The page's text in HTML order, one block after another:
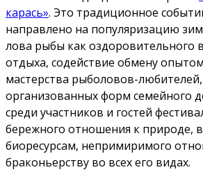
карась». Это традиционное
направлено на популяризацию
лова рыбы как оздоровительного
отдыха, содействие обмену
мастерства рыболовов-
организованных форм семейного
среди участников и гостей
бережного отношения к природе,
биоресурсам, непримиримого
браконьерству во всех его видах.